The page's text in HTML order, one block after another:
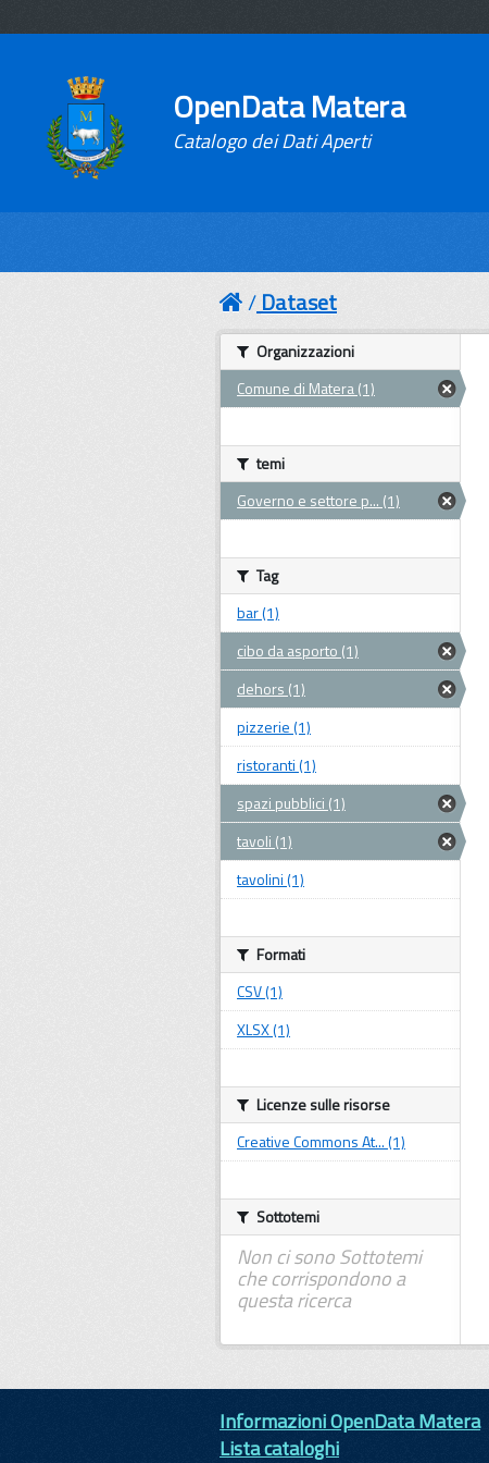
OpenData Matera
Catalogo dei Dati Aperti
Dataset
Organizzazioni
Comune di Matera (1)
temi
Governo e settore p... (1)
Tag
bar (1)
cibo da asporto (1)
dehors (1)
pizzerie (1)
ristoranti (1)
spazi pubblici (1)
tavoli (1)
tavolini (1)
Formati
CSV (1)
XLSX (1)
Licenze sulle risorse
Creative Commons At... (1)
Sottotemi
Non ci sono Sottotemi
che corrispondono a
questa ricerca
Informazioni OpenData Matera
Lista cataloghi